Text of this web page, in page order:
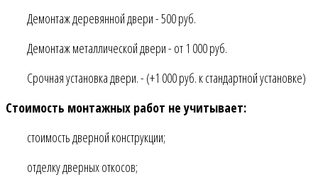
Демонтаж деревянной двери - 500 руб.
Демонтаж металлической двери - от 1 000 руб.
Срочная установка двери. - (+1 000 руб. к стандартной установке)
Стоимость монтажных работ не учитывает:
стоимость дверной конструкции;
отделку дверных откосов;